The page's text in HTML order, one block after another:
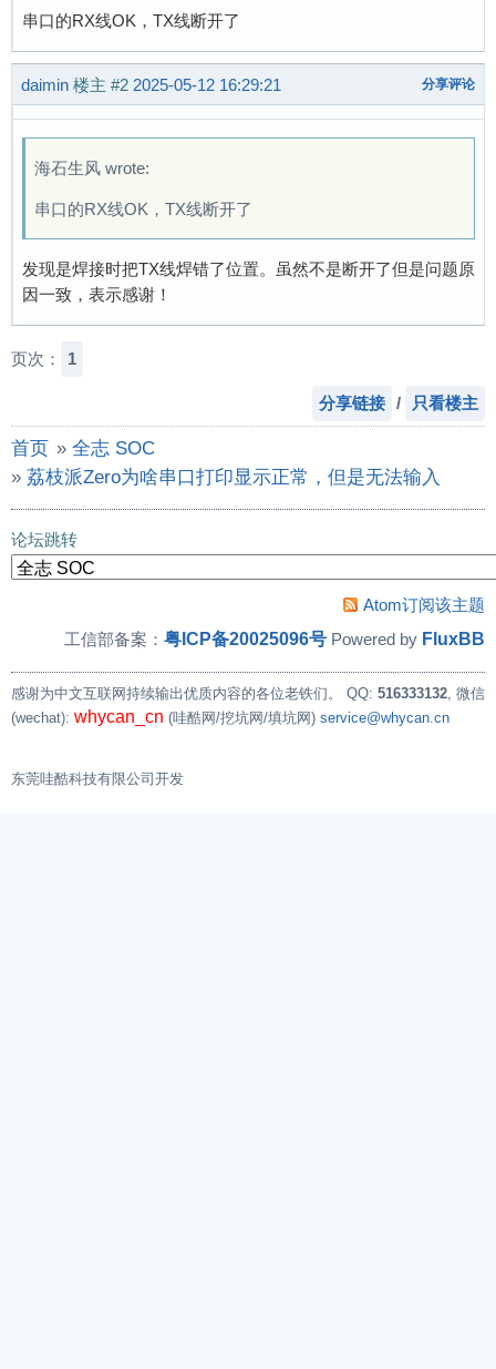
串口的RX线OK，TX线断开了
daimin 楼主 #2 2025-05-12 16:29:21 分享评论
海石生风 wrote:
串口的RX线OK，TX线断开了
发现是焊接时把TX线焊错了位置。虽然不是断开了但是问题原
因一致，表示感谢！
页次： 1
分享链接 / 只看楼主
首页 » 全志 SOC
» 荔枝派Zero为啥串口打印显示正常，但是无法输入
论坛跳转
Atom订阅该主题
工信部备案： 粤ICP备20025096号 Powered by FluxBB
感谢为中文互联网持续输出优质内容的各位老铁们。 QQ: 516333132, 微信
(wechat): whycan_cn (哇酷网/挖坑网/填坑网) service@whycan.cn
东莞哇酷科技有限公司开发